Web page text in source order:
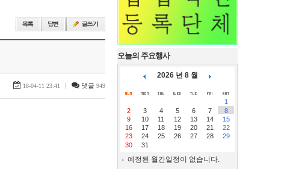
18-04-11 23:41 | 댓글 949
오늘의 주요행사
2026 년 8 월
1
2
3 4 5 6 7
8
9
10 11 12 13 14
15
16
17 18 19 20 21
22
23
24 25 26 27 28
29
30
31
예정된 월간일정이 없습니다.